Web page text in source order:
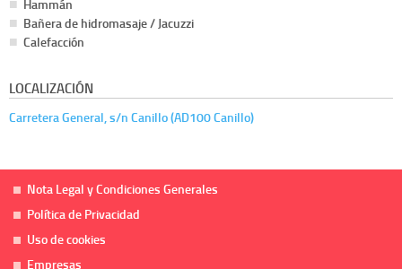
Hammán
Bañera de hidromasaje / Jacuzzi
Calefacción
LOCALIZACIÓN
Carretera General, s/n Canillo (AD100 Canillo)
Nota Legal y Condiciones Generales
Política de Privacidad
Uso de cookies
Empresas